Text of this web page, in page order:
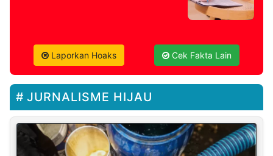
Laporkan Hoaks Cek Fakta Lain
JURNALISME HIJAU